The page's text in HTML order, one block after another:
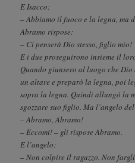
E Isacco:
– Abbiamo il fuoco e la legna, ma
Abramo rispose:
– Ci penserà Dio stesso, figlio mio!
E i due proseguirono insieme il
Quando giunsero al luogo che
un altare e preparò la legna, poi
sopra la legna. Quindi allungò la
sgozzare suo figlio. Ma l’angelo
– Abramo, Abramo!
– Eccomi! – gli rispose Abramo.
E l’angelo:
– Non colpire il ragazzo. Non